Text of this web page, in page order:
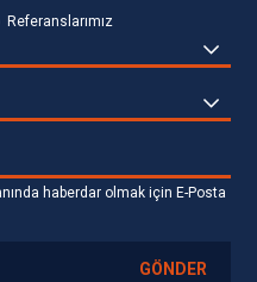
Referanslarımız
haberdar olmak için E-Posta
GÖNDER